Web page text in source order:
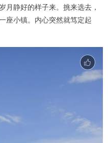
月静好的样子来。挑来选去，
座小镇。内心突然就笃定起